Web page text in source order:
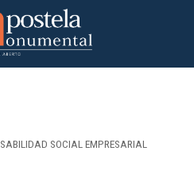
SOCIAL EMPRESARIAL